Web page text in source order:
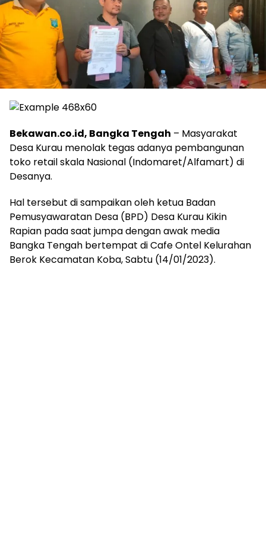
Bekawan.co.id, Bangka Tengah – Masyarakat
Desa Kurau menolak tegas adanya pembangunan
toko retail skala Nasional (Indomaret/Alfamart) di
Desanya.
Hal tersebut di sampaikan oleh ketua Badan
Pemusyawaratan Desa (BPD) Desa Kurau Kikin
Rapian pada saat jumpa dengan awak media
Bangka Tengah bertempat di Cafe Ontel Kelurahan
Berok Kecamatan Koba, Sabtu (14/01/2023).